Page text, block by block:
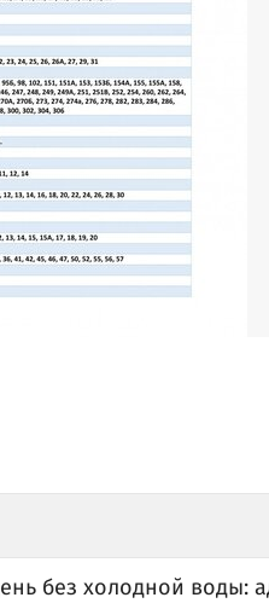
без холодной воды: